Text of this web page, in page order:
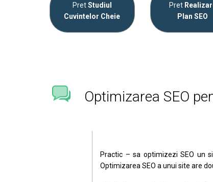
PretStudiul
Cuvintelor Cheie
Pret
Plan SEO
Optimizarea SEO
Practic – sa optimizezi SEO un
Optimizarea SEO a unui site are